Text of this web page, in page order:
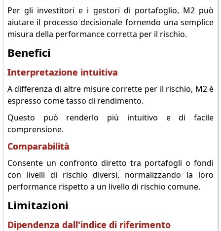
Per gli investitori e i gestori di portafoglio, M2 può
aiutare il processo decisionale fornendo una semplice
misura della performance corretta per il rischio.
Benefici
Interpretazione intuitiva
A differenza di altre misure corrette per il rischio, M2 è
espresso come tasso di rendimento.
Questo può renderlo più intuitivo e di facile
comprensione.
Comparabilità
Consente un confronto diretto tra portafogli o fondi
con livelli di rischio diversi, normalizzando la loro
performance rispetto a un livello di rischio comune.
Limitazioni
Dipendenza dall'indice di riferimento